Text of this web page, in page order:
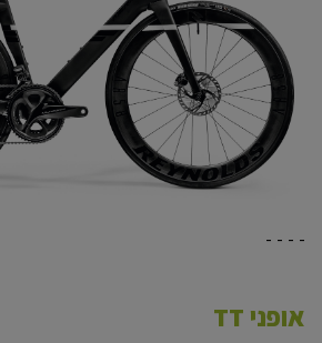
- - - -
אופני TT